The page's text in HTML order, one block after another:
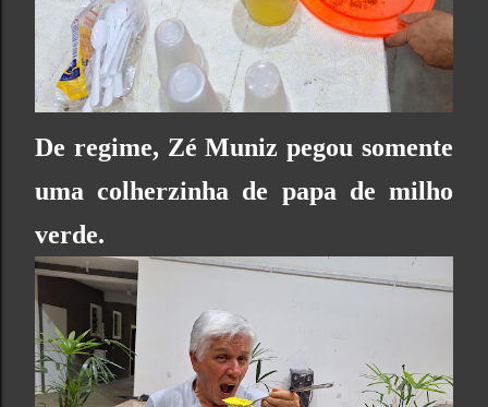
De regime, Zé Muniz pegou somente
uma colherzinha de papa de milho
verde.